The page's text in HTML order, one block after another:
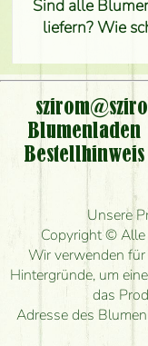
Sind alle
liefern? Wie
Ist der
Kann ich den
nehmen
Ist eine
Wie lange
Wie schnell
herstellen und
Blumenladen
Bestellhinweis
Unsere
Copyright © Alle
Wir verwenden für
Hintergründe, um
das
Adresse des